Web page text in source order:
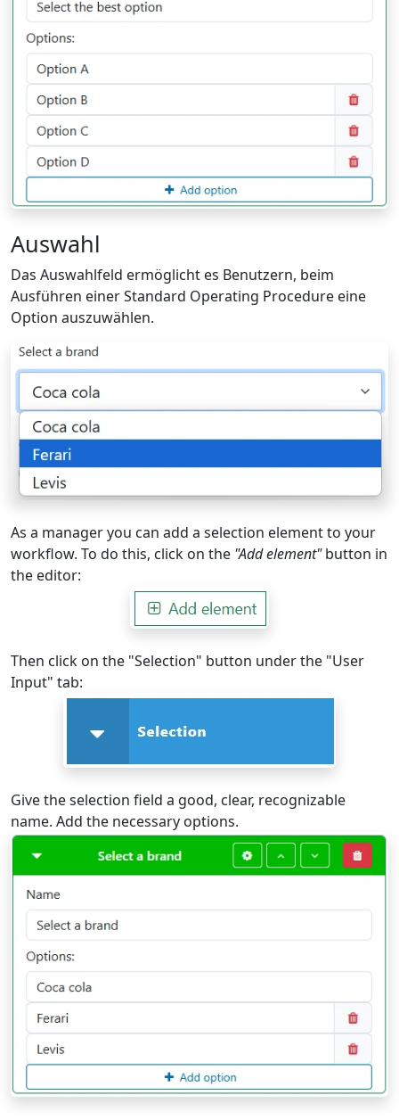
Auswahl
Das Auswahlfeld ermöglicht es Benutzern, beim
Ausführen einer Standard Operating Procedure eine
Option auszuwählen.
As a manager you can add a selection element to your
workflow. To do this, click on the "Add element"button in
the editor:
Then click on the "Selection" button under the "User
Input" tab:
Give the selection field a good, clear, recognizable
name. Add the necessary options.